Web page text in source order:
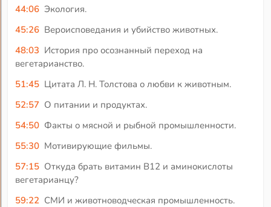
44:06 Экология.
45:26 Вероисповедания и убийство животных.
48:03 История про осознанный переход на
вегетарианство.
51:45 Цитата Л. Н. Толстова о любви к животным.
52:57 О питании и продуктах.
54:50 Факты о мясной и рыбной промышленности.
55:30 Мотивирующие фильмы.
57:15 Откуда брать витамин В12 и аминокислоты
вегетарианцу?
59:22 СМИ и животноводческая промышленность.